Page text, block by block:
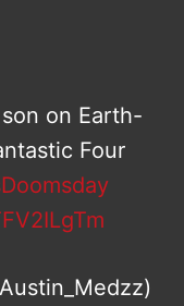
on Earth-
Four